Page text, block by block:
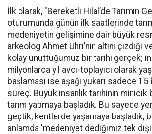
İlk olarak, "Bereketli Hilal’de Tarımın
oturumunda günün ilk saatlerinde
medeniyetin gelişimine dair büyük
arkeolog Ahmet Uhri’nin altını çizdiği
kolay unuttuğumuz bir tarihi gerçek;
milyonlarca yıl avcı-toplayıcı olarak
başlaması ise aşağı yukarı sadece 15
süreç. Büyük insanlık tarihinin minicik
tarım yapmaya başladık. Bu sayede
geçtik, kentlerde yaşamaya başladık,
anlamda 'medeniyet dediğimiz tek dişi